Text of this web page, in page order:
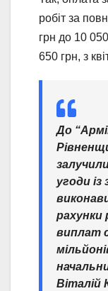
робіт за
грн до 10
650 грн, з
До
угоди
рахунки
виплат
Віталій